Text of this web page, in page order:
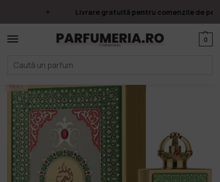
Livrare gratuită pentru comenzile de
0
Prima pagină / Parfumuri
NOU!